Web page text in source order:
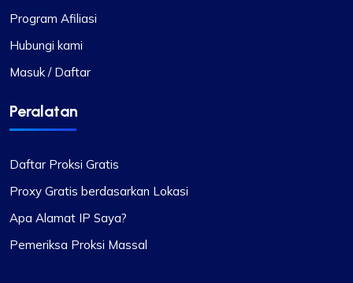
Program Afiliasi
Hubungi kami
Masuk / Daftar
Peralatan
Daftar Proksi Gratis
Proxy Gratis berdasarkan Lokasi
Apa Alamat IP Saya?
Pemeriksa Proksi Massal